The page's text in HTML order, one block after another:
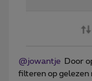
@jowantje Door
filteren op gelezen